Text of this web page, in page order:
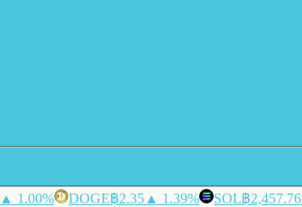
▲ 1.00% DOGE฿2.35 ▲ 1.39% SOL฿2,457.76